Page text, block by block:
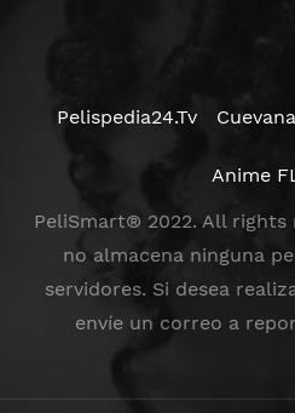
Pelispedia24.Tv
Anime
PeliSmart® 2022. All
no almacena ninguna
servidores. Si desea
envíe un correo a